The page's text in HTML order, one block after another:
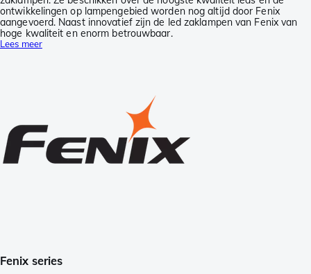
ontwikkelingen op lampengebied worden nog altijd door Fenix
aangevoerd. Naast innovatief zijn de led zaklampen van Fenix van
hoge kwaliteit en enorm betrouwbaar.
Lees meer
Fenix series